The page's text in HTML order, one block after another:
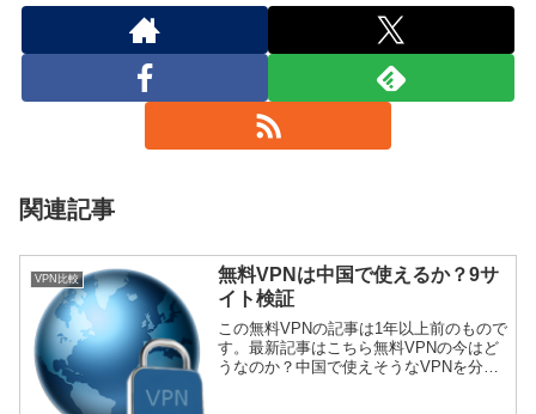
関連記事
VPN比較
無料VPNは中国で使えるか？9サ
イト検証
この無料VPNの記事は1年以上前のもので
す。最新記事はこちら無料VPNの今はど
うなのか？中国で使えそうなVPNを分類